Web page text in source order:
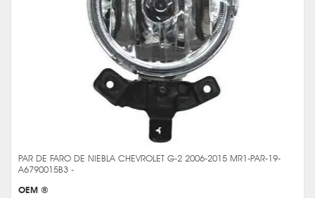
PAR DE FARO DE NIEBLA CHEVROLET G-2 2006-2015 MR1-PAR-19-
A6790015B3 -
OEM ®